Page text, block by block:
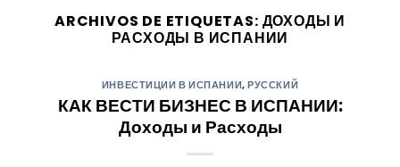
ARCHIVOS DE ETIQUETAS: ДОХОДЫ И
РАСХОДЫ В ИСПАНИИ
ИНВЕСТИЦИИ В ИСПАНИИ,РУССКИЙ
КАК ВЕСТИ БИЗНЕС В ИСПАНИИ:
Доходы и Расходы